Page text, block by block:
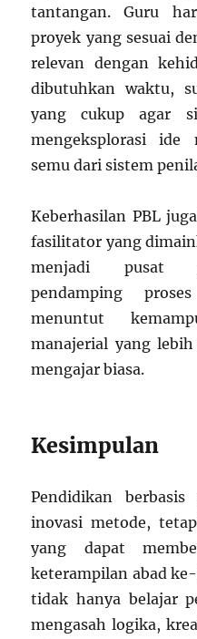
tantangan. Guru
proyek yang sesuai
relevan dengan
dibutuhkan waktu,
yang cukup agar
mengeksplorasi ide
semu dari sistem
Keberhasilan PBL
fasilitator yang
menjadi pusat
pendamping
menuntut
manajerial yang
mengajar biasa.
Kesimpulan
Pendidikan
inovasi metode,
yang dapat
keterampilan abad
tidak hanya belajar
mengasah logika,